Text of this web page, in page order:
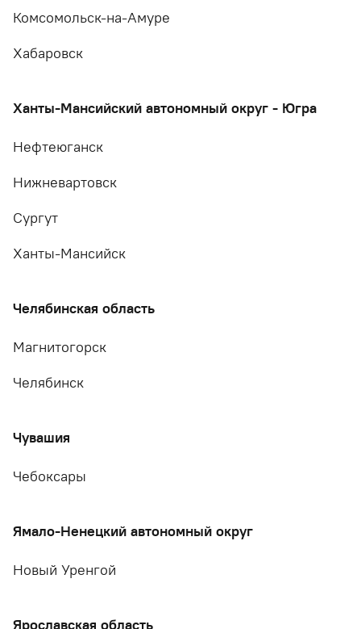
Комсомольск-на-Амуре
Хабаровск
Ханты-Мансийский автономный округ - Югра
Нефтеюганск
Нижневартовск
Сургут
Ханты-Мансийск
Челябинская область
Магнитогорск
Челябинск
Чувашия
Чебоксары
Ямало-Ненецкий автономный округ
Новый Уренгой
Ярославская область